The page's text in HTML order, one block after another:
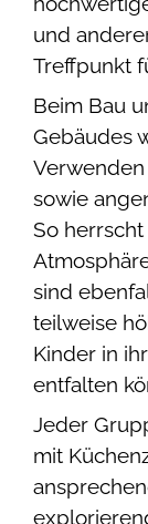
und
Treffpunkt
Beim Bau
Gebäudes
sowie
So
sind
teilweise
Kinder in
entfalten
Jeder
mit